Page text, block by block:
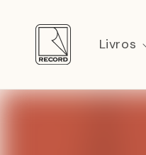
conteúdo
Livros